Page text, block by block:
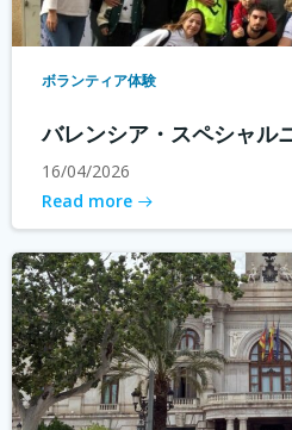
ボランティア体験
バレンシア・スペシャル
16/04/2026
Read more